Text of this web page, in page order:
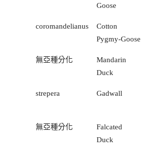
Goose
coromandelianus
Cotton
Pygmy-Goose
無亞種分化
Mandarin
Duck
strepera Gadwall
無亞種分化
Falcated
Duck